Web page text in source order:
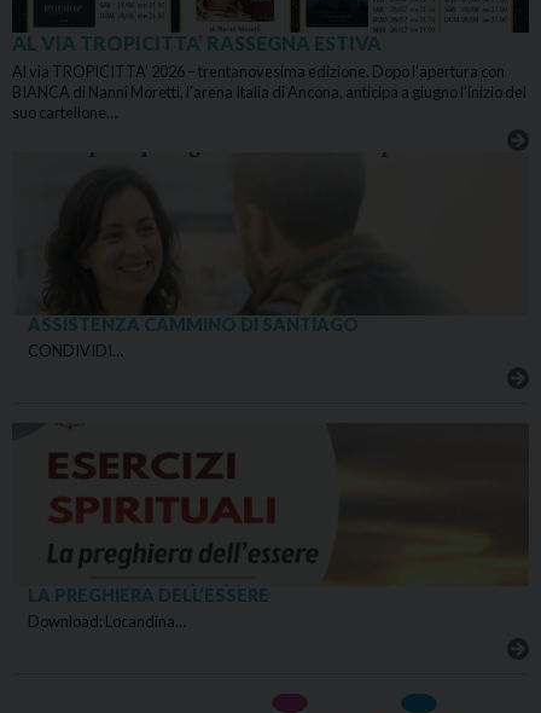
AL VIA TROPICITTA’ RASSEGNA ESTIVA
Al via TROPICITTA’ 2026 – trentanovesima edizione. Dopo l’apertura con
BIANCA di Nanni Moretti, l’arena Italia di Ancona, anticipa a giugno l’inizio del
suo cartellone…
ASSISTENZA CAMMINO DI SANTIAGO
CONDIVIDI…
LA PREGHIERA DELL’ESSERE
Download: Locandina…